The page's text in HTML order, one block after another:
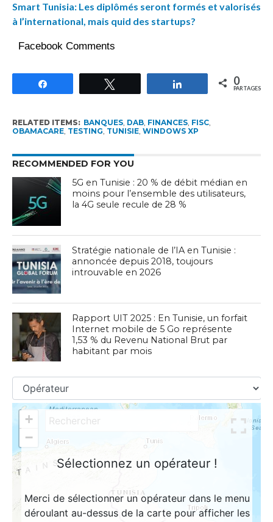
Smart Tunisia: Les diplômés seront formés et valorisés
à l’international, mais quid des startups?
Facebook Comments
Partagez 0
PARTAGES
RELATED ITEMS: BANQUES, DAB, FINANCES, FISC,
OBAMACARE, TESTING, TUNISIE, WINDOWS XP
RECOMMENDED FOR YOU
5G en Tunisie : 20 % de débit médian en
moins pour l’ensemble des utilisateurs,
la 4G seule recule de 28 %
Stratégie nationale de l’IA en Tunisie :
annoncée depuis 2018, toujours
introuvable en 2026
Rapport UIT 2025 : En Tunisie, un forfait
Internet mobile de 5 Go représente
1,53 % du Revenu National Brut par
habitant par mois